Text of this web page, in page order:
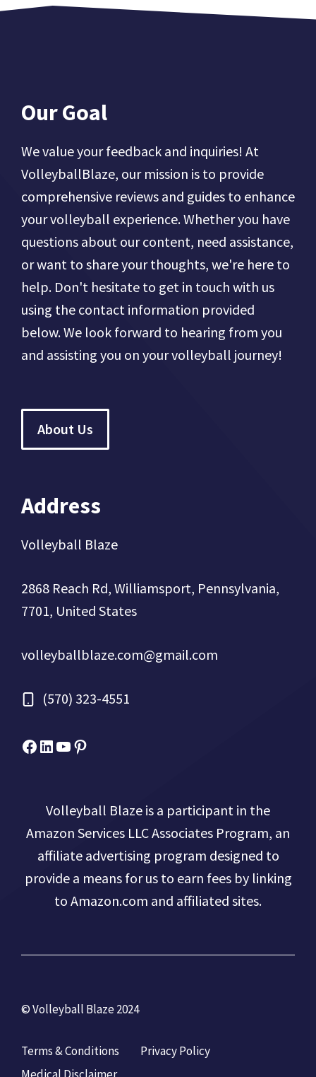
Our Goal
We value your feedback and inquiries! At
VolleyballBlaze, our mission is to provide
comprehensive reviews and guides to enhance
your volleyball experience. Whether you have
questions about our content, need assistance,
or want to share your thoughts, we're here to
help. Don't hesitate to get in touch with us
using the contact information provided
below. We look forward to hearing from you
and assisting you on your volleyball journey!
About Us
Address
Volleyball Blaze
2868 Reach Rd, Williamsport, Pennsylvania,
7701, United States
volleyballblaze.com@gmail.com
(570) 323-4551
Facebook
Micah Drews
YouTube
Pinterest
Volleyball Blaze is a participant in the
Amazon Services LLC Associates Program, an
affiliate advertising program designed to
provide a means for us to earn fees by linking
to Amazon.com and affiliated sites.
© Volleyball Blaze 2024
Terms & Conditions
Privacy Policy